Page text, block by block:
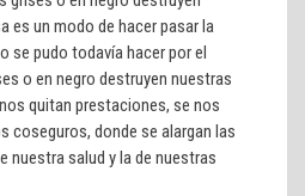
es un modo de hacer pasar la
se pudo todavía hacer por el
o en negro destruyen nuestras
quitan prestaciones, se nos
coseguros, donde se alargan las
nuestra salud y la de nuestras